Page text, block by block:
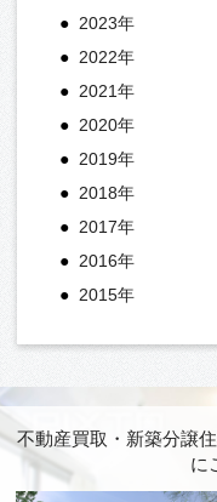
2023年
2022年
2021年
2020年
2019年
2018年
2017年
2016年
2015年
不動産買取・新築分譲
に